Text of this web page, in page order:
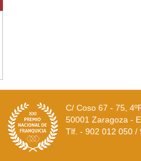
C/ Coso 67 - 75,
50001 Zaragoza -
Tlf. - 902 012 050 /